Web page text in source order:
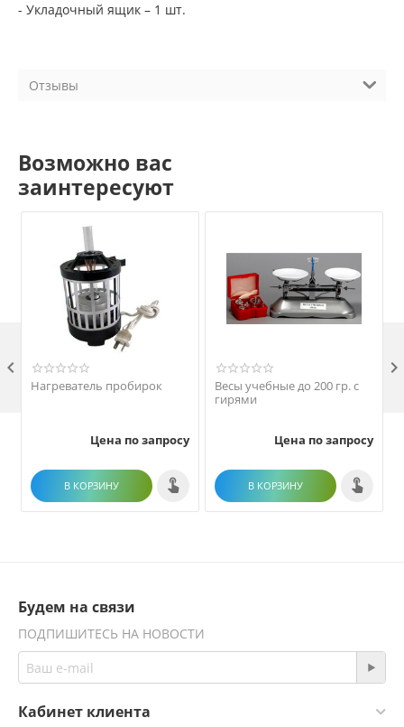
- Укладочный ящик – 1 шт.
Отзывы
Возможно вас
заинтересуют
Нагреватель пробирок
Цена по запросу
В КОРЗИНУ
Весы учебные до 200 гр. с
гирями
Цена по запросу
В КОРЗИНУ
 
Будем на связи
ПОДПИШИТЕСЬ НА НОВОСТИ
Кабинет клиента